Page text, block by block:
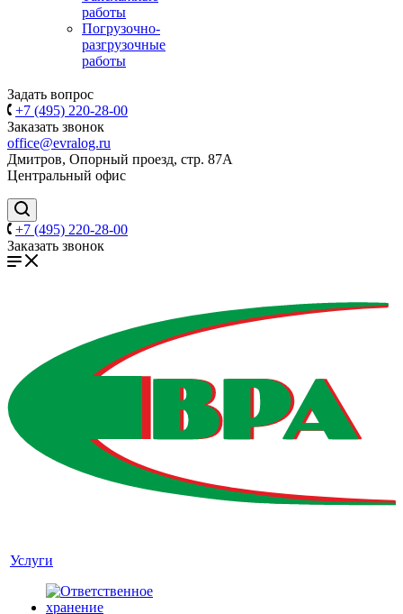
работы
Погрузочно-
разгрузочные
работы
Задать вопрос
+7 (495) 220-28-00
Заказать звонок
office@evralog.ru
Дмитров, Опорный проезд, стр. 87А
Центральный офис
+7 (495) 220-28-00
Заказать звонок
Услуги